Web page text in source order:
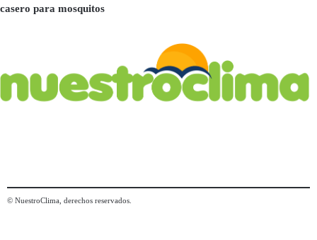
casero para mosquitos
© NuestroClima, derechos reservados.